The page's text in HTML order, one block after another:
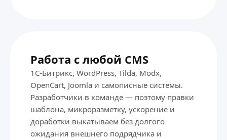
Работа с любой CMS
1С-Битрикс, WordPress, Tilda, Modx,
OpenCart, Joomla и самописные системы.
Разработчики в команде — поэтому правки
шаблона, микроразметку, ускорение и
доработки выкатываем без долгого
ожидания внешнего подрядчика и